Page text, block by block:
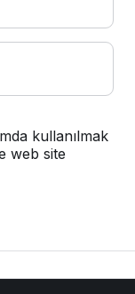
kullanılmak
web site